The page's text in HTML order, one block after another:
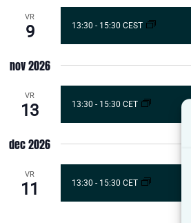
VR
9 13:30 - 15:30 CEST
nov 2026
VR
13 13:30 - 15:30 CET
dec 2026
VR
11 13:30 - 15:30 CET